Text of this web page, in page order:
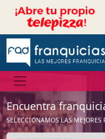
Encuentra
SELECCIONAMOS LAS